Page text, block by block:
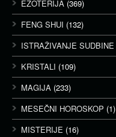
EZOTERIJA (369)
FENG SHUI (132)
ISTRAŽIVANJE SUDBINE
KRISTALI (109)
MAGIJA (233)
MESEČNI HOROSKOP (1)
MISTERIJE (16)